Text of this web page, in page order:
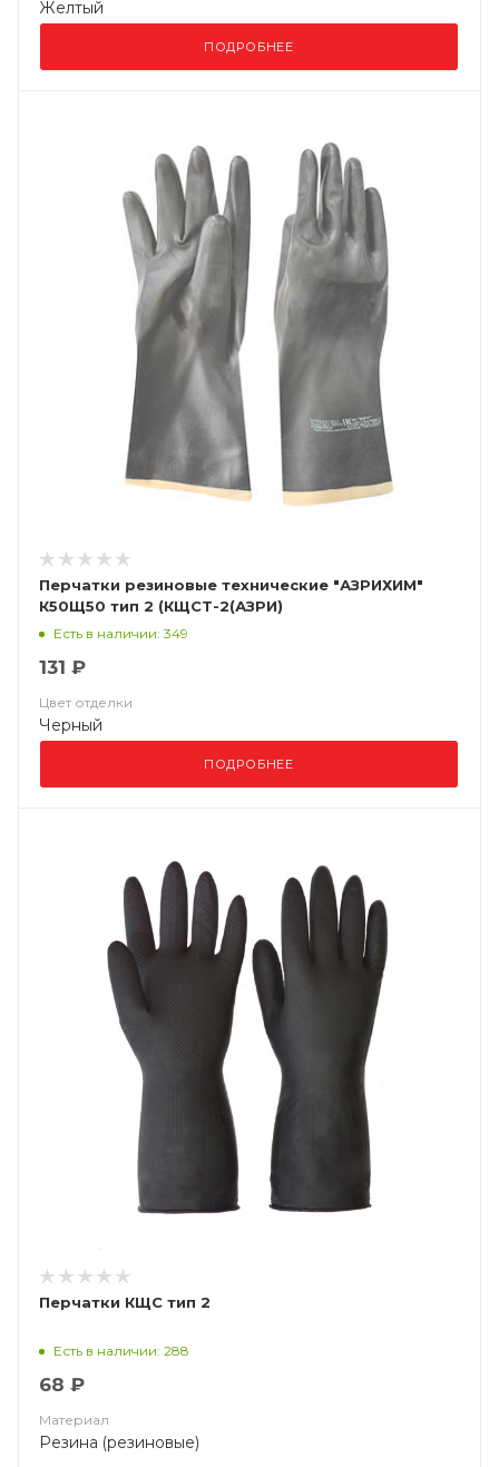
Желтый
ПОДРОБНЕЕ
Перчатки резиновые технические "АЗРИХИМ"
К50Щ50 тип 2 (КЩСТ-2(АЗРИ)
Есть в наличии: 349
131 ₽
Цвет отделки
Черный
ПОДРОБНЕЕ
Перчатки КЩС тип 2
Есть в наличии: 288
68 ₽
Материал
Резина (резиновые)